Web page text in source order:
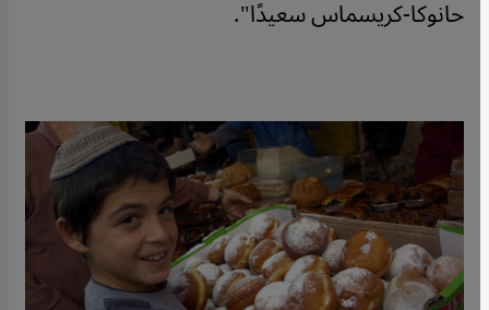
حانوكا-كريسماس سعيدًا".